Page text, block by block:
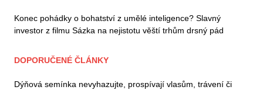
Konec pohádky o bohatství z umělé inteligence? Slavný
investor z filmu Sázka na nejistotu věští trhům drsný pád
DOPORUČENÉ ČLÁNKY
Dýňová semínka nevyhazujte, prospívají vlasům, trávení či